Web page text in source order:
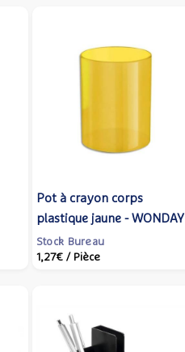
Pot à crayon corps
plastique jaune - WONDAY
Stock Bureau
1,27€ / Pièce